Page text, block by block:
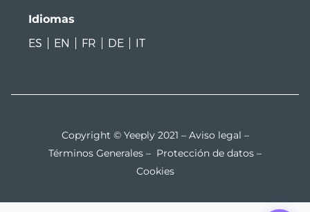
Idiomas
ES
EN FR DE IT
Copyright © Yeeply 2021 – Aviso legal –
Términos Generales – Protección de datos –
Cookies